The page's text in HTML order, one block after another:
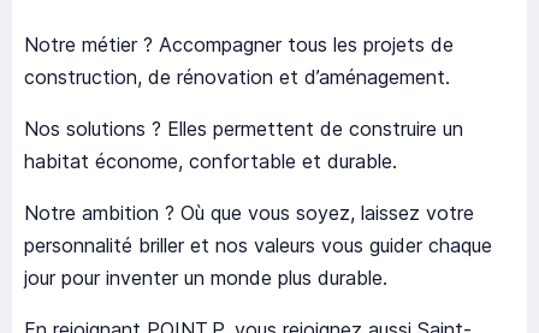
Notre métier ? Accompagner tous les projets de
construction, de rénovation et d’aménagement.
Nos solutions ? Elles permettent de construire un
habitat économe, confortable et durable.
Notre ambition ? Où que vous soyez, laissez votre
personnalité briller et nos valeurs vous guider chaque
jour pour inventer un monde plus durable.